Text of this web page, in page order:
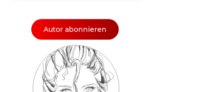
Autor abonnieren